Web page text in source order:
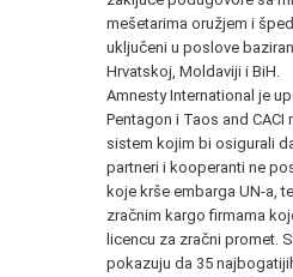
mešetarima oružjem i
uključeni u poslove
Hrvatskoj, Moldaviji i BiH.
Amnesty International je
Pentagon i Taos and CACI
sistem kojim bi osigurali
partneri i kooperanti ne
koje krše embarga UN-a,
zračnim kargo firmama
licencu za zračni promet.
pokazuju da 35